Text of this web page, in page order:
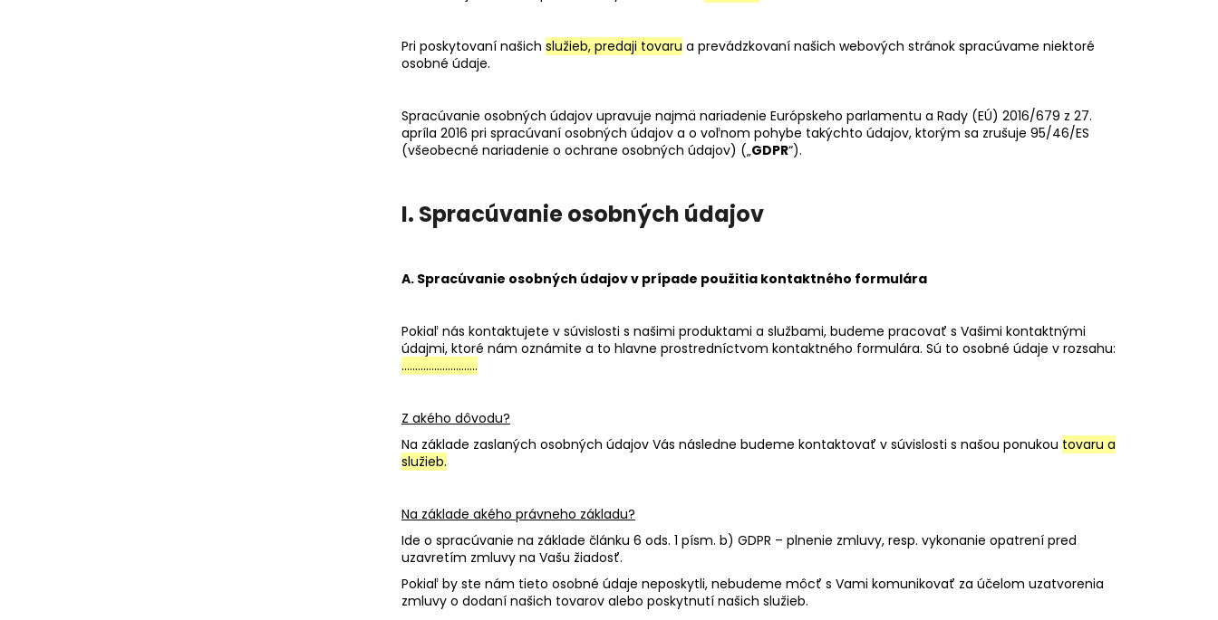
Pri poskytovaní našich služieb, predaji tovaru a prevádzkovaní našich webových stránok spracúvame niektoré
osobné údaje.
Spracúvanie osobných údajov upravuje najmä nariadenie Európskeho parlamentu a Rady (EÚ) 2016/679 z 27.
apríla 2016 pri spracúvaní osobných údajov a o voľnom pohybe takýchto údajov, ktorým sa zrušuje 95/46/ES
(všeobecné nariadenie o ochrane osobných údajov) („GDPR“).
I. Spracúvanie osobných údajov
A. Spracúvanie osobných údajov v prípade použitia kontaktného formulára
Pokiaľ nás kontaktujete v súvislosti s našimi produktami a službami, budeme pracovať s Vašimi kontaktnými
údajmi, ktoré nám oznámite a to hlavne prostredníctvom kontaktného formulára. Sú to osobné údaje v rozsahu:
……………………….
Z akého dôvodu?
Na základe zaslaných osobných údajov Vás následne budeme kontaktovať v súvislosti s našou ponukou tovaru a
služieb.
Na základe akého právneho základu?
Ide o spracúvanie na základe článku 6 ods. 1 písm. b) GDPR – plnenie zmluvy, resp. vykonanie opatrení pred
uzavretím zmluvy na Vašu žiadosť.
Pokiaľ by ste nám tieto osobné údaje neposkytli, nebudeme môcť s Vami komunikovať za účelom uzatvorenia
zmluvy o dodaní našich tovarov alebo poskytnutí našich služieb.